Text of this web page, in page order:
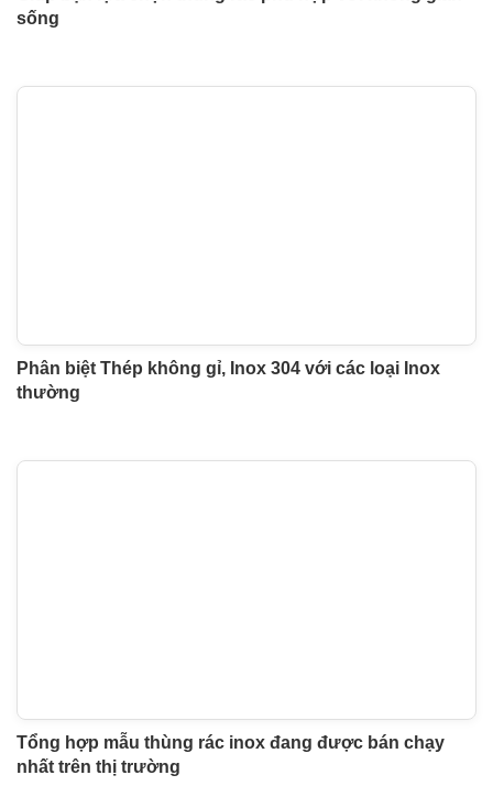
sống
Phân biệt Thép không gỉ, Inox 304 với các loại Inox
thường
Tổng hợp mẫu thùng rác inox đang được bán chạy
nhất trên thị trường